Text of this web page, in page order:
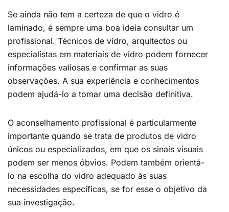
Se ainda não tem a certeza de que o vidro é
laminado, é sempre uma boa ideia consultar um
profissional. Técnicos de vidro, arquitectos ou
especialistas em materiais de vidro podem fornecer
informações valiosas e confirmar as suas
observações. A sua experiência e conhecimentos
podem ajudá-lo a tomar uma decisão definitiva.
O aconselhamento profissional é particularmente
importante quando se trata de produtos de vidro
únicos ou especializados, em que os sinais visuais
podem ser menos óbvios. Podem também orientá-
lo na escolha do vidro adequado às suas
necessidades específicas, se for esse o objetivo da
sua investigação.